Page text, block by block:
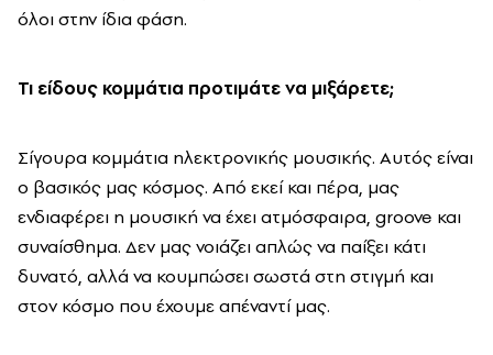
όλοι στην ίδια φάση.
Τι είδους κομμάτια προτιμάτε να μιξάρετε;
Σίγουρα κομμάτια ηλεκτρονικής μουσικής. Αυτός είναι
ο βασικός μας κόσμος. Από εκεί και πέρα, μας
ενδιαφέρει η μουσική να έχει ατμόσφαιρα, groove και
συναίσθημα. Δεν μας νοιάζει απλώς να παίξει κάτι
δυνατό, αλλά να κουμπώσει σωστά στη στιγμή και
στον κόσμο που έχουμε απέναντί μας.